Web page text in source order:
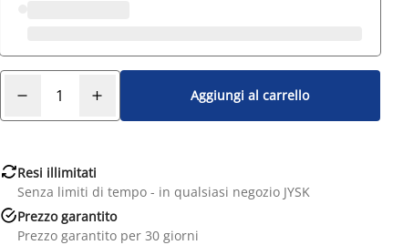
Aggiungi al carrello
Resi illimitati
Senza limiti di tempo - in qualsiasi negozio JYSK
Prezzo garantito
Prezzo garantito per 30 giorni